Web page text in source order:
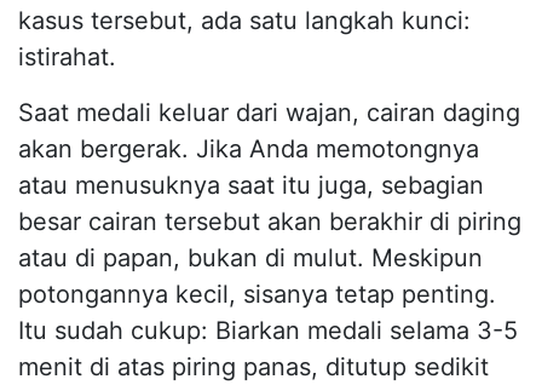
kasus tersebut, ada satu langkah kunci:
istirahat.
Saat medali keluar dari wajan, cairan daging
akan bergerak. Jika Anda memotongnya
atau menusuknya saat itu juga, sebagian
besar cairan tersebut akan berakhir di piring
atau di papan, bukan di mulut. Meskipun
potongannya kecil, sisanya tetap penting.
Itu sudah cukup: Biarkan medali selama 3-5
menit di atas piring panas, ditutup sedikit